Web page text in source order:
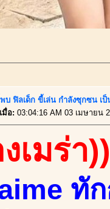
บ ฟิลเด็ก ขี้เล่น กำลังซุกซน เ
มื่อ: 03:04:16 AM 03 เมษายน
เมร่า))
ทั